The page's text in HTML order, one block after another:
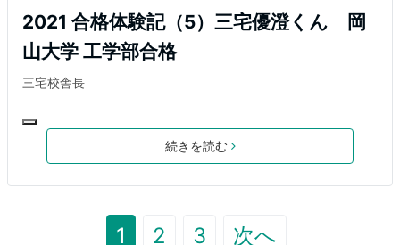
2021 合格体験記（5）三宅優澄くん 岡
山大学 工学部合格
三宅校舎長
続きを読む
1 2 3 次へ